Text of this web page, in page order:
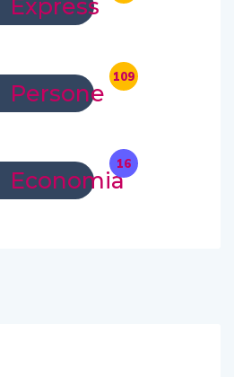
Express
Persone
109
Economia
16